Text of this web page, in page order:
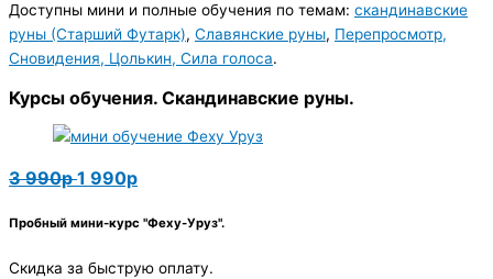
Доступны мини и полные обучения по темам: скандинавские
руны (Старший Футарк), Славянские руны, Перепросмотр,
Сновидения, Цолькин, Сила голоса.
Курсы обучения. Скандинавские руны.
3 990р1 990р
Пробный мини-курс "Феху-Уруз".
Скидка за быструю оплату.